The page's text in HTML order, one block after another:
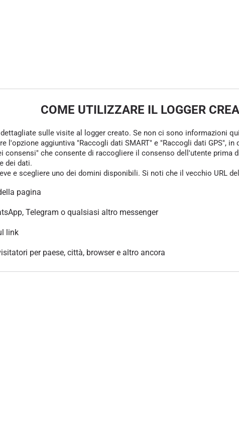
COME UTILIZZARE IL LOGGER
sulle visite al logger creato. Se non ci sono informazioni
l'opzione aggiuntiva "Raccogli dati SMART" e "Raccogli dati GPS",
consensi" che consente di raccogliere il consenso dell'utente prima
dei dati.
e scegliere uno dei domini disponibili. Si noti che il vecchio URL
pagina
Telegram o qualsiasi altro messenger
link
per paese, città, browser e altro ancora